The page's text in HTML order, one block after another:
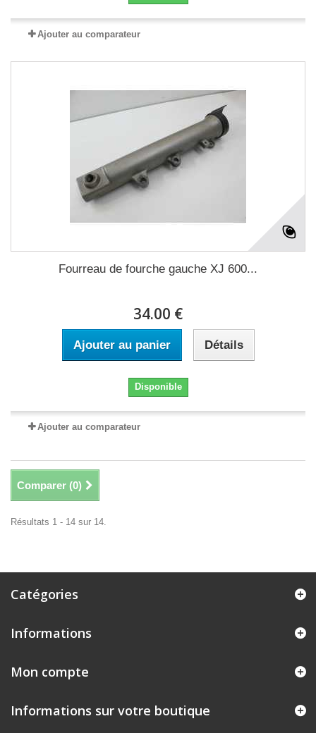
Ajouter au comparateur
Fourreau de fourche gauche XJ 600...
34.00 €
Ajouter au panier Détails
Disponible
Ajouter au comparateur
Comparer (0)
Résultats 1 - 14 sur 14.
Catégories
Informations
Mon compte
Informations sur votre boutique